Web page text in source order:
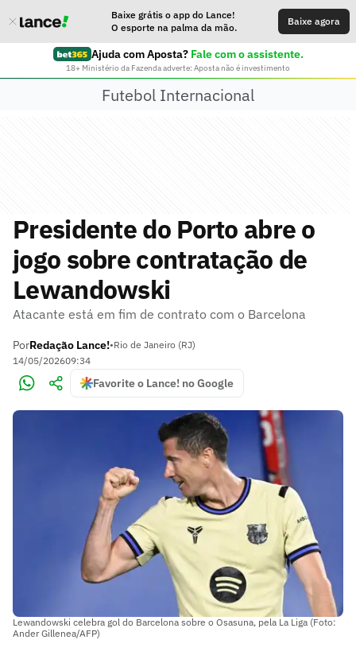
Baixe grátis o app do Lance!
O esporte na palma da mão.
Baixe agora
Ajuda com Aposta? Fale com o assistente.
18+ Ministério da Fazenda adverte: Aposta não é investimento
Futebol Internacional
Presidente do Porto abre o
jogo sobre contratação de
Lewandowski
Atacante está em fim de contrato com o Barcelona
PorRedação Lance!•Rio de Janeiro (RJ)
14/05/202609:34
Favorite o Lance! no Google
Lewandowski celebra gol do Barcelona sobre o Osasuna, pela La Liga (Foto:
Ander Gillenea/AFP)